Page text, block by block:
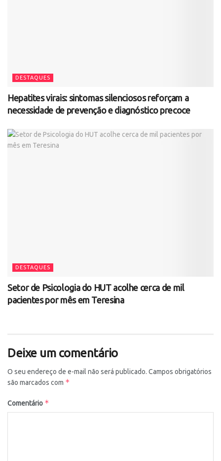
DESTAQUES
Hepatites virais: sintomas silenciosos reforçam a
necessidade de prevenção e diagnóstico precoce
DESTAQUES
Setor de Psicologia do HUT acolhe cerca de mil
pacientes por mês em Teresina
Deixe um comentário
O seu endereço de e-mail não será publicado. Campos obrigatórios
são marcados com *
Comentário *